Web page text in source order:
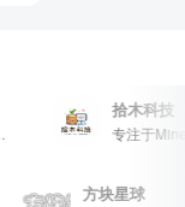
拾木科技
方块星球